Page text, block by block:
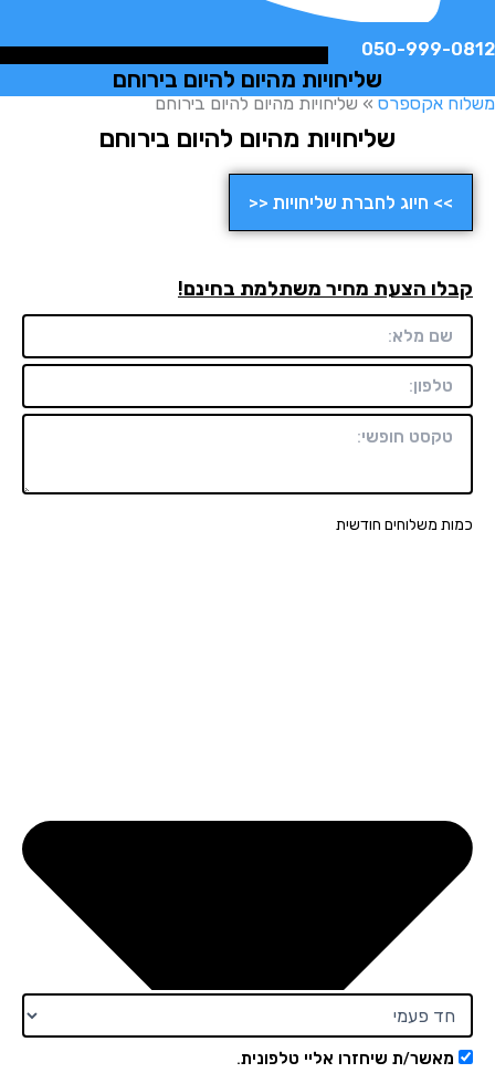
050-999-
שליחויות מהיום להיום בירוחם
אקספרס»שליחויות מהיום להיום בירוחם
שליחויות מהיום להיום בירוחם
>> חיוג לחברת שליחויות <<
הצעת מחיר משתלמת בחינם!
משלוחים חודשית
מאשר/ת שיחזרו אליי טלפונית.